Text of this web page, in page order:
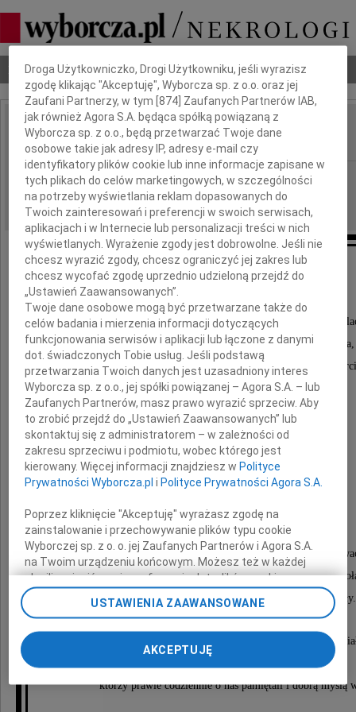
Nekrologi Odeszli Poradnik pogrzebowy
IMIĘ I NAZWISKO: Maria Michalczyk
REGION: Kraków
DATA EMISJI: 14.11.2012
Podziękowanie
Wszystkim, którzy w tak bolesnych dla nas
dzielili z nami smutek i żal, okazali wiele serca,
współczucia i życzliwości oraz duchowego
wzięli liczny udział w pogrzebie
Marii Michalczyk
na Cmentarzu Rakowickim w Krakowie
w dniu 13 listopada 2012 roku
chcieliśmy bardzo, bardzo serdecznie
a w szczególności rodzinie Szostów, Michalczyków i
które nas w trudnych chwilach mocno wspierały.
Podziękowania szczególnie też kierujemy do
prawdziwych Przyjaciół z Olesna i Opola,
którzy prawie codziennie o nas pamiętali i dobrą myślą
Dbamy o Twoją prywatność
Droga Użytkowniczko, Drogi Użytkowniku, jeśli wyrazisz
zgodę klikając "Akceptuję", Wyborcza sp. z o.o. oraz jej
Zaufani Partnerzy, w tym [874 ] Zaufanych Partnerów IAB,
jak również Agora S.A. będąca spółką powiązaną z
Wyborcza sp. z o.o., będą przetwarzać Twoje dane
osobowe takie jak adresy IP, adresy e-mail czy
identyfikatory plików cookie lub inne informacje zapisane w
tych plikach do celów marketingowych, w szczególności
na potrzeby wyświetlania reklam dopasowanych do
Twoich zainteresowań i preferencji w swoich serwisach,
aplikacjach i w Internecie lub personalizacji treści w nich
wyświetlanych. Wyrażenie zgody jest dobrowolne. Jeśli nie
chcesz wyrazić zgody, chcesz ograniczyć jej zakres lub
chcesz wycofać zgodę uprzednio udzieloną przejdź do
„Ustawień Zaawansowanych”.
Twoje dane osobowe mogą być przetwarzane także do
celów badania i mierzenia informacji dotyczących
funkcjonowania serwisów i aplikacji lub łączone z danymi
dot. świadczonych Tobie usług. Jeśli podstawą
przetwarzania Twoich danych jest uzasadniony interes
Wyborcza sp. z o.o., jej spółki powiązanej – Agora S.A. – lub
Zaufanych Partnerów, masz prawo wyrazić sprzeciw. Aby
to zrobić przejdź do „Ustawień Zaawansowanych” lub
skontaktuj się z administratorem – w zależności od
zakresu sprzeciwu i podmiotu, wobec którego jest
kierowany. Więcej informacji znajdziesz w Polityce
Prywatności Wyborcza.pl i Polityce Prywatności Agora S.A.
Poprzez kliknięcie "Akceptuję" wyrażasz zgodę na
zainstalowanie i przechowywanie plików typu cookie
Wyborczej sp. z o. o. jej Zaufanych Partnerów i Agora S.A.
na Twoim urządzeniu końcowym. Możesz też w każdej
chwili zmienić swoje preferencje dot. plików cookie,
ponownie wywołując narzędzie do zarządzania Twoimi
preferencjami dot. przetwarzania danych poprzez
przechodząc do sekcji „Ustawienia zaawansowane”.
Zmiana ustawień plików cookie możliwa jest także za
USTAWIENIA ZAAWANSOWANE
AKCEPTUJĘ